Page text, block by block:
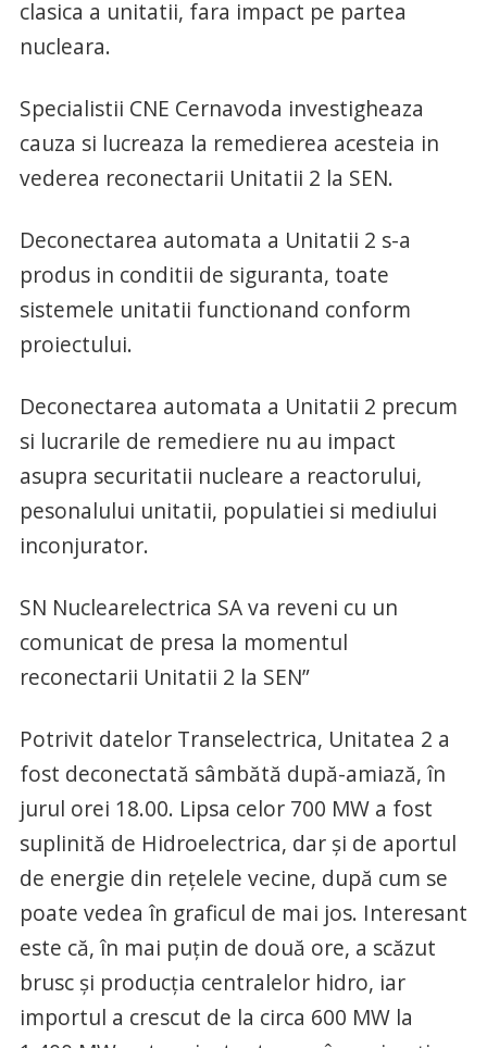
clasica a unitatii, fara impact pe partea
nucleara.
Specialistii CNE Cernavoda investigheaza
cauza si lucreaza la remedierea acesteia in
vederea reconectarii Unitatii 2 la SEN.
Deconectarea automata a Unitatii 2 s-a
produs in conditii de siguranta, toate
sistemele unitatii functionand conform
proiectului.
Deconectarea automata a Unitatii 2 precum
si lucrarile de remediere nu au impact
asupra securitatii nucleare a reactorului,
pesonalului unitatii, populatiei si mediului
inconjurator.
SN Nuclearelectrica SA va reveni cu un
comunicat de presa la momentul
reconectarii Unitatii 2 la SEN”
Potrivit datelor Transelectrica, Unitatea 2 a
fost deconectată sâmbătă după-amiază, în
jurul orei 18.00. Lipsa celor 700 MW a fost
suplinită de Hidroelectrica, dar și de aportul
de energie din rețelele vecine, după cum se
poate vedea în graficul de mai jos. Interesant
este că, în mai puțin de două ore, a scăzut
brusc și producția centralelor hidro, iar
importul a crescut de la circa 600 MW la